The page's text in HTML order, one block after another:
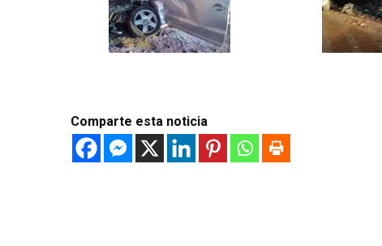
Comparte esta noticia